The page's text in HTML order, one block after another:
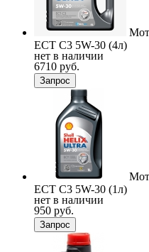
ECT C3 5W-30 (4л)
нет в наличии
6710 руб.
Запрос
ECT C3 5W-30 (1л)
нет в наличии
950 руб.
Запрос